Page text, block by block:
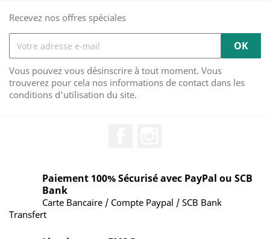
Recevez nos offres spéciales
Vous pouvez vous désinscrire à tout moment. Vous
trouverez pour cela nos informations de contact dans les
conditions d'utilisation du site.
Paiement 100% Sécurisé avec PayPal ou SCB
Bank
Carte Bancaire / Compte Paypal / SCB Bank
Transfert